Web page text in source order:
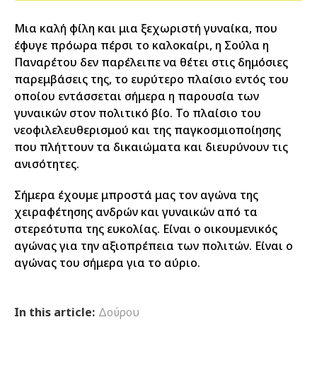
Μια καλή φίλη και μια ξεχωριστή γυναίκα, που
έφυγε πρόωρα πέρσι το καλοκαίρι, η Σούλα η
Παναρέτου δεν παρέλειπε να θέτει στις δημόσιες
παρεμβάσεις της, το ευρύτερο πλαίσιο εντός του
οποίου εντάσσεται σήμερα η παρουσία των
γυναικών στον πολιτικό βίο. Το πλαίσιο του
νεοφιλελευθερισμού και της παγκοσμιοποίησης
που πλήττουν τα δικαιώματα και διευρύνουν τις
ανισότητες.
Σήμερα έχουμε μπροστά μας τον αγώνα της
χειραφέτησης ανδρών και γυναικών από τα
στερεότυπα της ευκολίας. Είναι ο οικουμενικός
αγώνας για την αξιοπρέπεια των πολιτών. Είναι ο
αγώνας του σήμερα για το αύριο.
In this article: Δούρου